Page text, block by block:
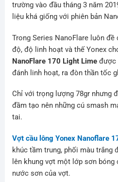
trường vào đầu tháng 3 năm
liệu khá giống với phiên bản
Trong Series NanoFlare luôn
độ, độ linh hoạt và thế Yonex
NanoFlare 170 Light Lime được
đánh linh hoạt, ra đòn thần tốc
Chỉ với trọng lượng 78gr nhưng
đầm tạo nên những cú smash
tai.
Vợt cầu lông Yonex Nanoflare
khúc tầm trung, phối màu trắng
lên khung vợt một lớp sơn bóng
nước sơn của vợt.